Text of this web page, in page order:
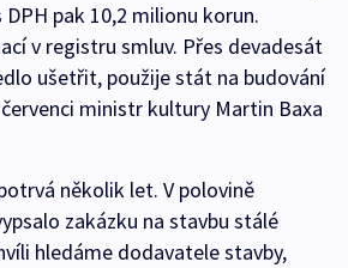
pak 10,2 milionu korun.
v registru smluv. Přes devadesát
ušetřit, použije stát na budování
ministr kultury Martin Baxa
několik let. V polovině
zakázku na stavbu stálé
hledáme dodavatele stavby,